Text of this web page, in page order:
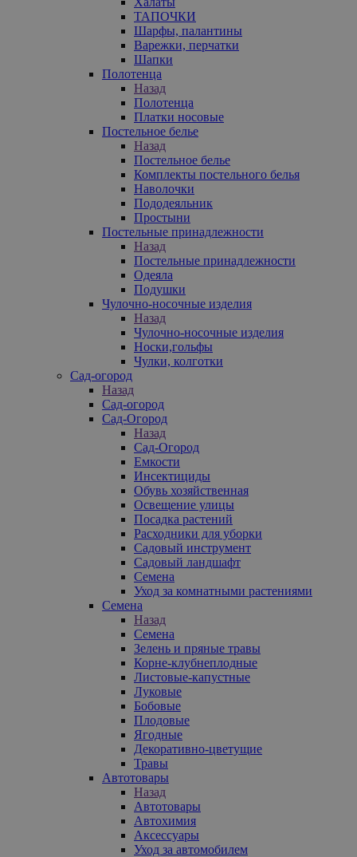
ТАПОЧКИ
Шарфы, палантины
Варежки, перчатки
Шапки
Полотенца
Назад
Полотенца
Платки носовые
Постельное белье
Назад
Постельное белье
Комплекты постельного белья
Наволочки
Пододеяльник
Простыни
Постельные принадлежности
Назад
Постельные принадлежности
Одеяла
Подушки
Чулочно-носочные изделия
Назад
Чулочно-носочные изделия
Носки,гольфы
Чулки, колготки
Сад-огород
Назад
Сад-огород
Сад-Огород
Назад
Сад-Огород
Емкости
Инсектициды
Обувь хозяйственная
Освещение улицы
Посадка растений
Расходники для уборки
Садовый инструмент
Садовый ландшафт
Семена
Уход за комнатными растениями
Семена
Назад
Семена
Зелень и пряные травы
Корне-клубнеплодные
Листовые-капустные
Луковые
Бобовые
Плодовые
Ягодные
Декоративно-цветущие
Травы
Автотовары
Назад
Автотовары
Автохимия
Аксессуары
Уход за автомобилем